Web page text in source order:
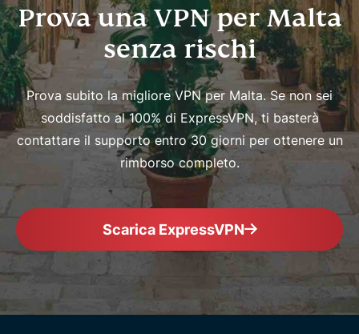
Prova una VPN per Malta
senza rischi
Prova subito la migliore VPN per Malta. Se non sei
soddisfatto al 100% di ExpressVPN, ti basterà
contattare il supporto entro 30 giorni per ottenere un
rimborso completo.
Scarica ExpressVPN